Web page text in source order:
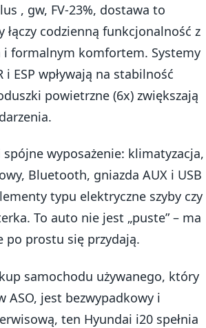
, gw, FV-23%, dostawa to
łączy codzienną funkcjonalność z
i formalnym komfortem. Systemy
i ESP wpływają na stabilność
powietrzne (6x) zwiększają
wyposażenie: klimatyzacja,
Bluetooth, gniazda AUX i USB
typu elektryczne szyby czy
To auto nie jest „puste” – ma
po prostu się przydają.
samochodu używanego, który
ASO, jest bezwypadkowy i
ten Hyundai i20 spełnia